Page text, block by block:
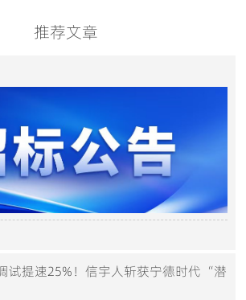
推荐文章
试提速25%！信宇人斩获宁德时代“潜